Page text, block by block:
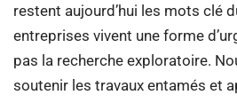
restent aujourd’hui les mots clé
entreprises vivent une forme
pas la recherche exploratoire.
soutenir les travaux entamés et